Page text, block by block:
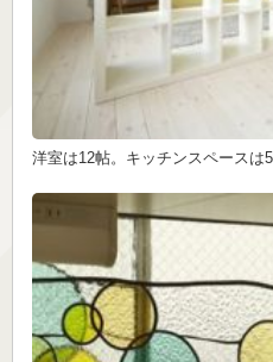
洋室は12帖。キッチンスペースは5